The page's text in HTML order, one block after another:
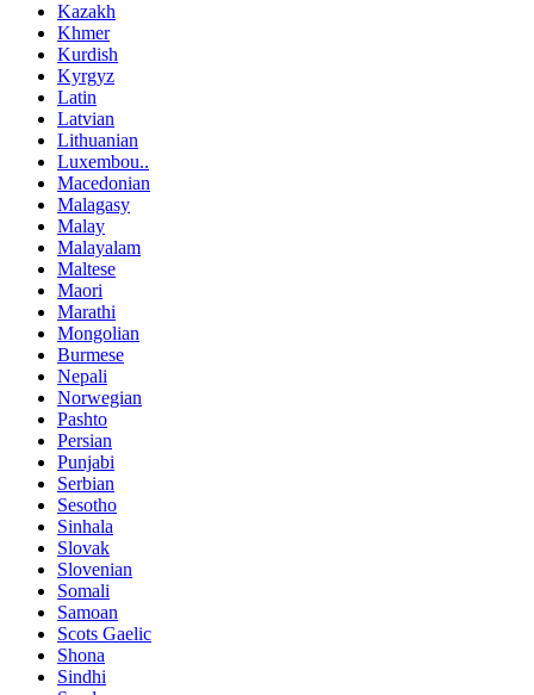
Kazakh
Khmer
Kurdish
Kyrgyz
Latin
Latvian
Lithuanian
Luxembou..
Macedonian
Malagasy
Malay
Malayalam
Maltese
Maori
Marathi
Mongolian
Burmese
Nepali
Norwegian
Pashto
Persian
Punjabi
Serbian
Sesotho
Sinhala
Slovak
Slovenian
Somali
Samoan
Scots Gaelic
Shona
Sindhi